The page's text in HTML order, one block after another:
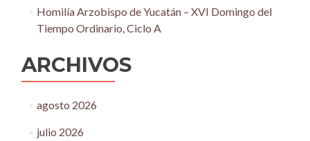
Homilía Arzobispo de Yucatán – XVI Domingo del
Tiempo Ordinario, Ciclo A
ARCHIVOS
agosto 2026
julio 2026